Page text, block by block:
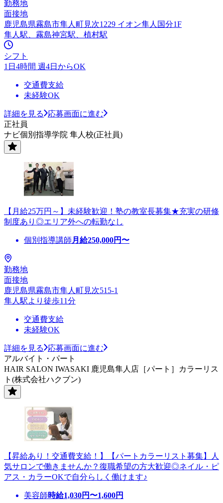
勤務地
面接地
鹿児島県霧島市隼人町見次1229 イオン隼人国分1F
隼人駅、霧島神宮駅、植村駅
シフト
1日4時間 週4日からOK
交通費支給
未経験OK
詳細を見る
応募画面に進む
正社員
ナビ個別指導学院 隼人校(正社員)
【月給25万円～】未経験歓迎！塾の教室長募集★充実の研修
制度あり◎エリア外への転勤なし
個別指導講師 月給250,000円〜
勤務地
面接地
鹿児島県霧島市隼人町見次515-1
隼人駅より徒歩11分
交通費支給
未経験OK
詳細を見る
応募画面に進む
アルバイト・パート
HAIR SALON IWASAKI 鹿児島隼人店［パート］カラーリス
ト(株式会社ハクブン)
【昇給あり！交通費支給！】【パートカラーリスト募集】人
気サロンで働きませんか？復職希望の方大歓迎◎ネイル・ピ
アス・カラーOKで自分らしく働けます♪
美容師時給1,030円〜1,600円